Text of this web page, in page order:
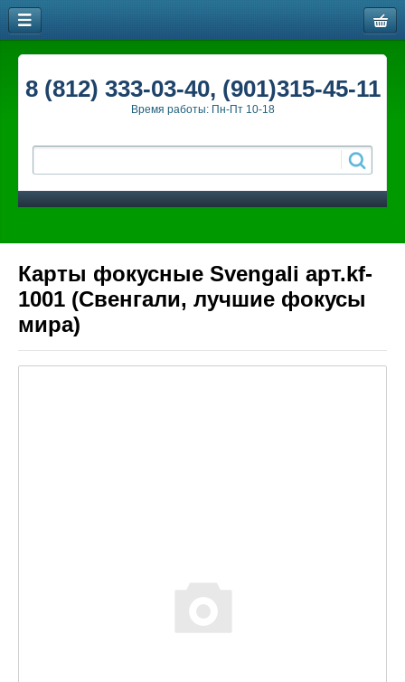
8 (812) 333-03-40, (901)315-45-11
Время работы: Пн-Пт 10-18
Карты фокусные Svengali арт.kf-
1001 (Свенгали, лучшие фокусы
мира)